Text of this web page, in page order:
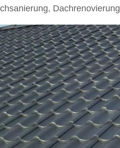
Dachrenovierung